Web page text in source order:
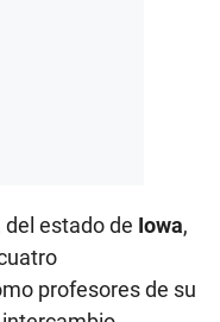
del estado de Iowa,
profesores de su